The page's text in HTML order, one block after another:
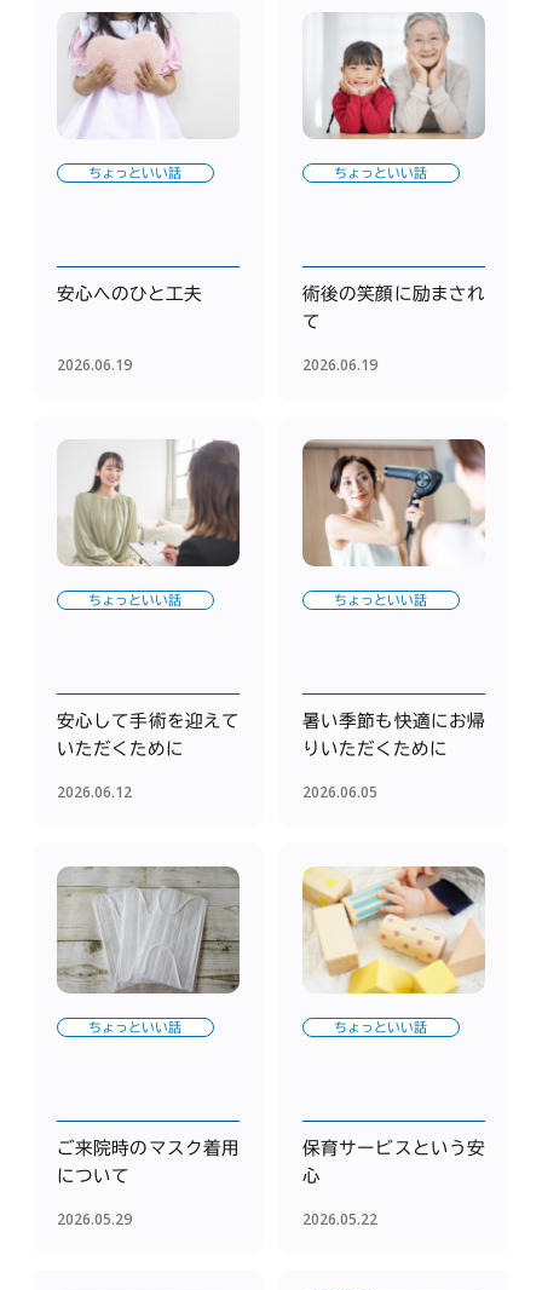
ちょっといい話
安心へのひと工夫
2026.06.19
ちょっといい話
術後の笑顔に励まされ
て
2026.06.19
ちょっといい話
安心して手術を迎えて
いただくために
2026.06.12
ちょっといい話
暑い季節も快適にお帰
りいただくために
2026.06.05
ちょっといい話
ご来院時のマスク着用
について
2026.05.29
ちょっといい話
保育サービスという安
心
2026.05.22